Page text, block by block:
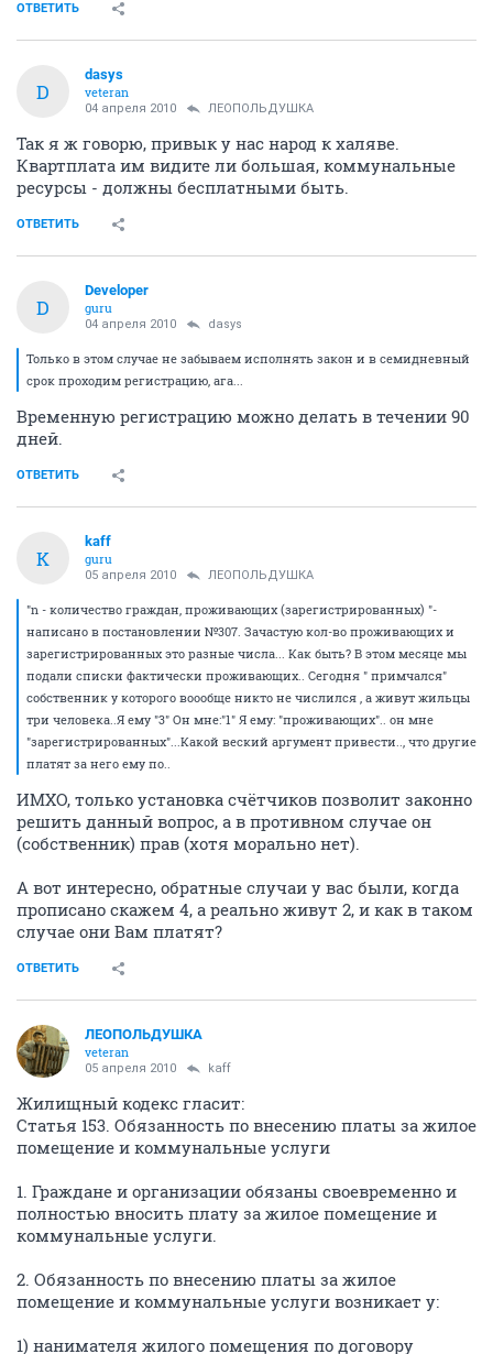
ОТВЕТИТЬ
D
dasys
veteran
04 апреля 2010 ЛЕОПОЛЬДУШКА
Так я ж говорю, привык у нас народ к халяве.
Квартплата им видите ли большая, коммунальные
ресурсы - должны бесплатными быть.
ОТВЕТИТЬ
D
Developer
guru
04 апреля 2010 dasys
Только в этом случае не забываем исполнять закон и в семидневный
срок проходим регистрацию, ага...
Временную регистрацию можно делать в течении 90
дней.
ОТВЕТИТЬ
K
kaff
guru
05 апреля 2010 ЛЕОПОЛЬДУШКА
"n - количество граждан, проживающих (зарегистрированных) "-
написано в постановлении №307. Зачастую кол-во проживающих и
зарегистрированных это разные числа... Как быть? В этом месяце мы
подали списки фактически проживающих.. Сегодня " примчался"
собственник у которого воообще никто не числился , а живут жильцы
три человека..Я ему "3" Он мне:"1" Я ему: "проживающих".. он мне
"зарегистрированных"...Какой веский аргумент привести.., что другие
платят за него ему по..
ИМХО, только установка счётчиков позволит законно
решить данный вопрос, а в противном случае он
(собственник) прав (хотя морально нет).
А вот интересно, обратные случаи у вас были, когда
прописано скажем 4, а реально живут 2, и как в таком
случае они Вам платят?
ОТВЕТИТЬ
ЛЕОПОЛЬДУШКА
veteran
05 апреля 2010 kaff
Жилищный кодекс гласит:
Статья 153. Обязанность по внесению платы за жилое
помещение и коммунальные услуги
1. Граждане и организации обязаны своевременно и
полностью вносить плату за жилое помещение и
коммунальные услуги.
2. Обязанность по внесению платы за жилое
помещение и коммунальные услуги возникает у:
1) нанимателя жилого помещения по договору